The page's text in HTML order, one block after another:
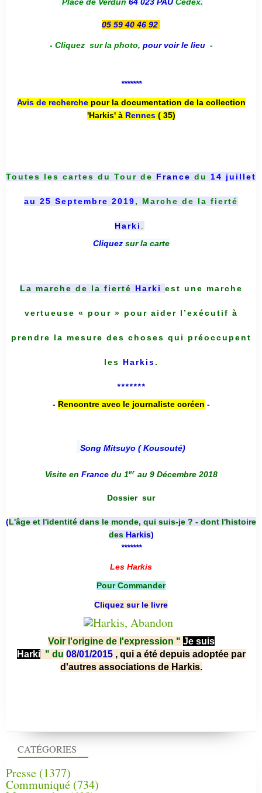
CATÉGORIES
Presse (1377)
Communiqué (734)
05 59 40 46 92
- Cliquez sur la photo, pour voir le lieu -
*******
Avis de recherche pour la documentation de la collection
'Harkis' à Rennes( 35)
Toutes les cartes du Tour de France du 14 juillet
au 25 Septembre 2019, Marche de la fierté
Harki
Cliquez sur la carte
La marche de la fierté Harki est une marche
vertueuse « pour » pour aider l’exécutif à
prendre la mesure des choses qui préoccupent
les Harkis.
*******
- Rencontre avec le journaliste coréen -
Song Mitsuyo ( Kousouté)
Visite en France du 1er au 9 Décembre 2018
Dossier sur
(L'âge et l'identité dans le monde, qui suis-je ? - dont l'histoire
des Harkis)
*******
Les Harkis
Pour Commander
Cliquez sur le livre
Voir l'origine de l'expression " Je suis
Harki " du 08/01/2015 , qui a été depuis adoptée par
d'autres associations de Harkis.